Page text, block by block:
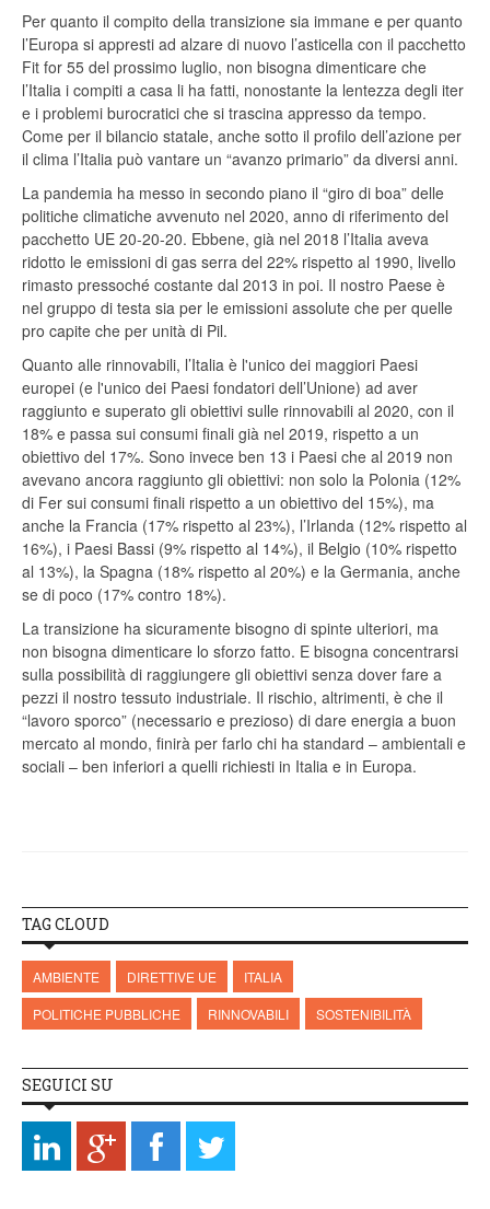
Per quanto il compito della transizione sia immane e per quanto
l’Europa si appresti ad alzare di nuovo l’asticella con il pacchetto
Fit for 55 del prossimo luglio, non bisogna dimenticare che
l’Italia i compiti a casa li ha fatti, nonostante la lentezza degli iter
e i problemi burocratici che si trascina appresso da tempo.
Come per il bilancio statale, anche sotto il profilo dell’azione per
il clima l’Italia può vantare un “avanzo primario” da diversi anni.
La pandemia ha messo in secondo piano il “giro di boa” delle
politiche climatiche avvenuto nel 2020, anno di riferimento del
pacchetto UE 20-20-20. Ebbene, già nel 2018 l’Italia aveva
ridotto le emissioni di gas serra del 22% rispetto al 1990, livello
rimasto pressoché costante dal 2013 in poi. Il nostro Paese è
nel gruppo di testa sia per le emissioni assolute che per quelle
pro capite che per unità di Pil.
Quanto alle rinnovabili, l’Italia è l'unico dei maggiori Paesi
europei (e l'unico dei Paesi fondatori dell’Unione) ad aver
raggiunto e superato gli obiettivi sulle rinnovabili al 2020, con il
18% e passa sui consumi finali già nel 2019, rispetto a un
obiettivo del 17%. Sono invece ben 13 i Paesi che al 2019 non
avevano ancora raggiunto gli obiettivi: non solo la Polonia (12%
di Fer sui consumi finali rispetto a un obiettivo del 15%), ma
anche la Francia (17% rispetto al 23%), l’Irlanda (12% rispetto al
16%), i Paesi Bassi (9% rispetto al 14%), il Belgio (10% rispetto
al 13%), la Spagna (18% rispetto al 20%) e la Germania, anche
se di poco (17% contro 18%).
La transizione ha sicuramente bisogno di spinte ulteriori, ma
non bisogna dimenticare lo sforzo fatto. E bisogna concentrarsi
sulla possibilità di raggiungere gli obiettivi senza dover fare a
pezzi il nostro tessuto industriale. Il rischio, altrimenti, è che il
“lavoro sporco” (necessario e prezioso) di dare energia a buon
mercato al mondo, finirà per farlo chi ha standard – ambientali e
sociali – ben inferiori a quelli richiesti in Italia e in Europa.
TAG CLOUD
AMBIENTE DIRETTIVE UE
ITALIA
POLITICHE PUBBLICHE
RINNOVABILI SOSTENIBILITÀ
SEGUICI SU